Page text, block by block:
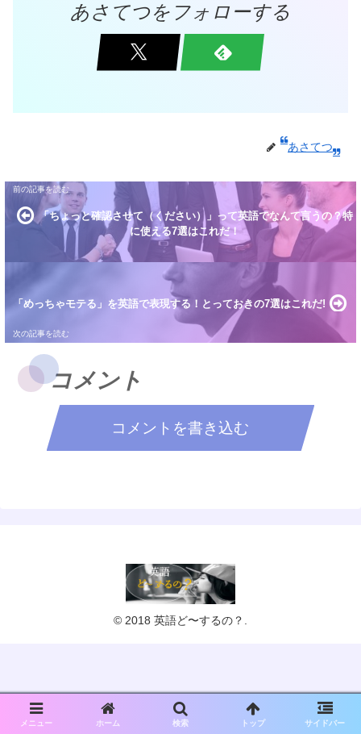
あさてつをフォローする
あさてつ
「ちょっと確認させて（ください）」って英語でなんて言うの？特
に使える7選はこれだ！
「めっちゃモテる」を英語で表現する！とっておきの7選はこれだ!
コメント
コメントを書き込む
© 2018 英語ど〜するの？.
メニュー ホーム 検索 トップ サイドバー